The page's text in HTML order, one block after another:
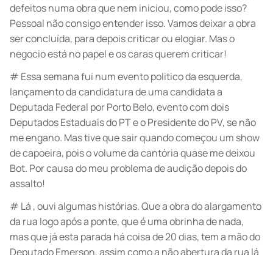
defeitos numa obra que nem iniciou, como pode isso?
Pessoal não consigo entender isso. Vamos deixar a obra
ser concluída, para depois criticar ou elogiar. Mas o
negocio está no papel e os caras querem criticar!
# Essa semana fui num evento politico da esquerda,
lançamento da candidatura de uma candidata a
Deputada Federal por Porto Belo, evento com dois
Deputados Estaduais do PT e o Presidente do PV, se não
me engano. Mas tive que sair quando começou um show
de capoeira, pois o volume da cantória quase me deixou
Bot. Por causa do meu problema de audição depois do
assalto!
# Lá , ouvi algumas histórias. Que a obra do alargamento
da rua logo após a ponte, que é uma obrinha de nada,
mas que já esta parada há coisa de 20 dias, tem a mão do
Deputado Emerson, assim como a não abertura da rua lá